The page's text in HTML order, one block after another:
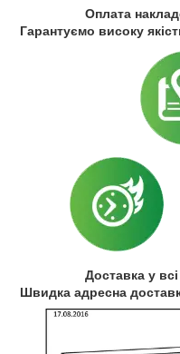
Оплата
Гарантуємо високу
Доставка у всі
Швидка адресна